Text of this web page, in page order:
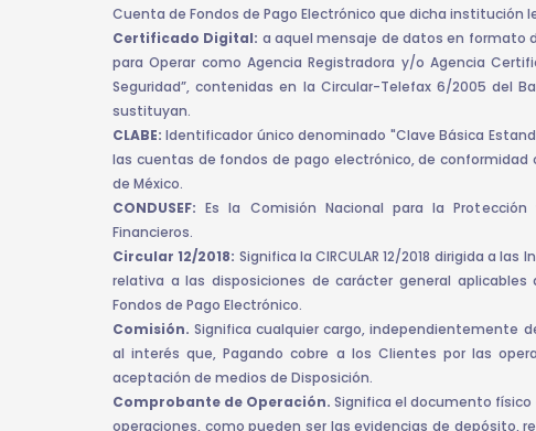
Cuenta de Fondos de Pago Electrónico que dicha institución
Certificado Digital: a aquel mensaje de datos en formato
para Operar como Agencia Registradora y/o Agencia
Seguridad”, contenidas en la Circular-Telefax 6/2005 del
sustituyan.
CLABE: Identificador único denominado "Clave Básica
las cuentas de fondos de pago electrónico, de conformidad
de México.
CONDUSEF: Es la Comisión Nacional para la
Financieros.
Circular 12/2018: Significa la CIRCULAR 12/2018 dirigida a
relativa a las disposiciones de carácter general
Fondos de Pago Electrónico.
Comisión. Significa cualquier cargo, independientemente
al interés que, Pagando cobre a los Clientes por las
aceptación de medios de Disposición.
Comprobante de Operación. Significa el documento
operaciones, como pueden ser las evidencias de depósito,